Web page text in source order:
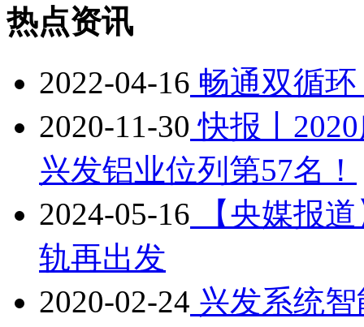
热点资讯
2022-04-16 畅通双循
2020-11-30 快报丨
兴发铝业位列第57名！
2024-05-16 【央媒报
轨再出发
2020-02-24 兴发系统